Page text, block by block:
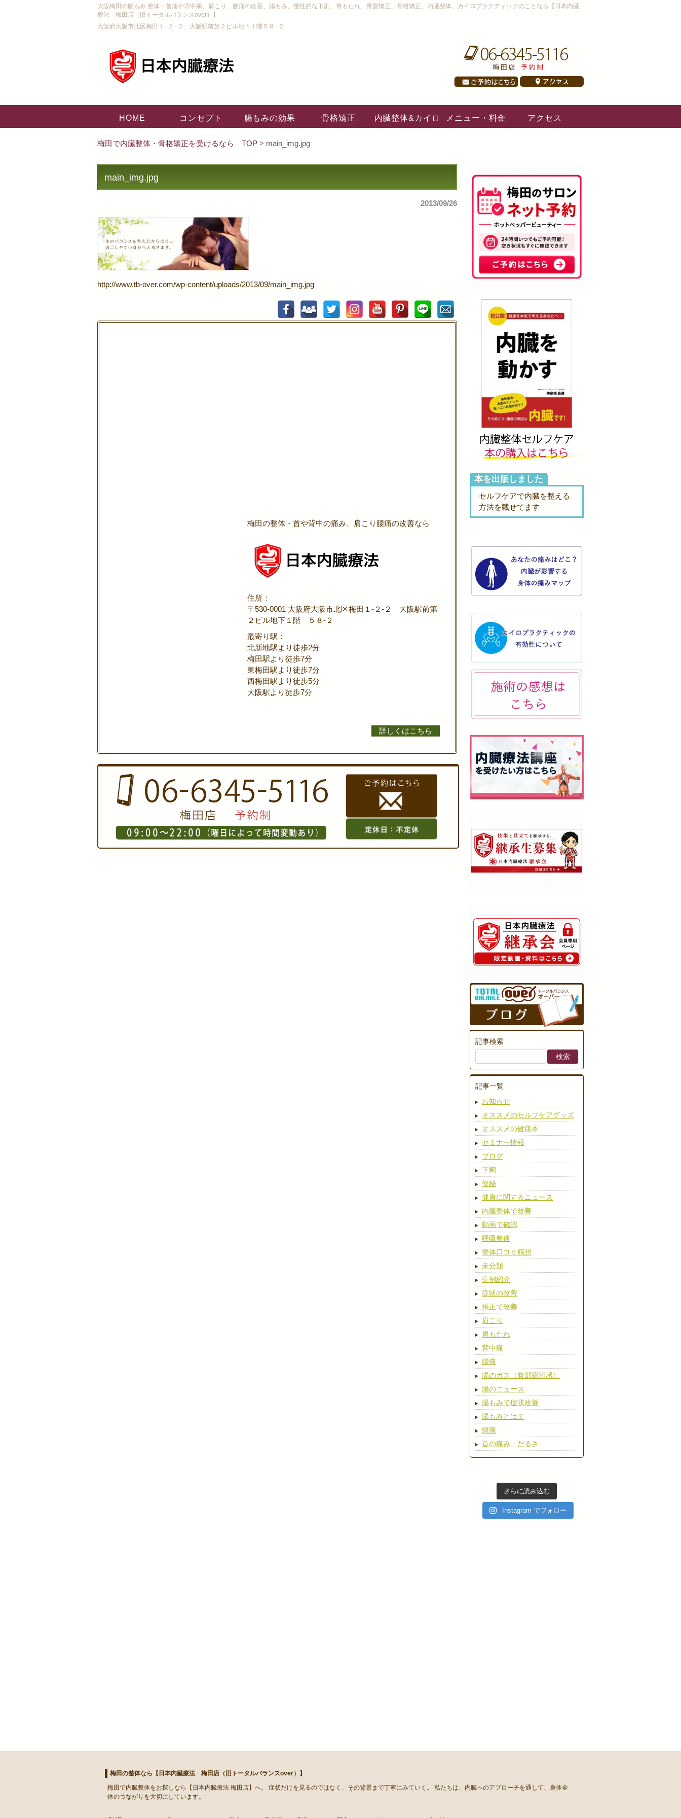
大阪梅田の腸もみ 整体・首痛や背中痛、肩こり、腰痛の改善、腸もみ、慢性的な下痢、胃もたれ、骨盤矯正、骨格矯正、内臓整体、カイロプラクティックのことなら【日本内臓
療法 梅田店（旧トータルバランスover）】
大阪府大阪市北区梅田１−２−２ 大阪駅前第２ビル地下１階５８−２
HOME コンセプト 腸もみの効果 骨格矯正 内臓整体&カイロ メニュー・料金 アクセス
梅田で内臓整体・骨格矯正を受けるなら TOP > main_img.jpg
main_img.jpg
2013/09/26
http://www.tb-over.com/wp-content/uploads/2013/09/main_img.jpg
梅田の整体・首や背中の痛み、肩こり腰痛の改善なら
住所：
〒530-0001 大阪府大阪市北区梅田１-２-２ 大阪駅前第
２ビル地下１階 ５８-２
最寄り駅：
北新地駅より徒歩2分
梅田駅より徒歩7分
東梅田駅より徒歩7分
西梅田駅より徒歩5分
大阪駅より徒歩7分
詳しくはこちら
本を出版しました
セルフケアで内臓を整える
方法を載せてます
記事検索
記事一覧
お知らせ
オススメのセルフケアグッズ
オススメの健康本
セミナー情報
ブログ
下痢
便秘
健康に関するニュース
内臓整体で改善
動画で確認
呼吸整体
整体口コミ感想
未分類
症例紹介
症状の改善
矯正で改善
肩こり
胃もたれ
背中痛
腰痛
腸のガス（腹部膨満感）
腸のニュース
腸もみで症状改善
腸もみとは？
頭痛
首の痛み、だるさ
さらに読み込む
Instagram でフォロー
梅田の整体なら【日本内臓療法 梅田店（旧トータルバランスover）】
梅田で内臓整体をお探しなら【日本内臓療法 梅田店】へ。 症状だけを見るのではなく、その背景まで丁寧にみていく。 私たちは、内臓へのアプローチを通して、身体全
体のつながりを大切にしています。